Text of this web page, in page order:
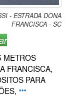
- ESTRADA DONA
FRANCISCA - SC
METROS
FRANCISCA,
PARA